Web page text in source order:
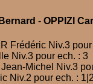
- OPPIZI
Frédéric Niv.3
Niv.3 pour ech. : 3
Michel Niv.3
Niv.2 pour ech. : 1|2